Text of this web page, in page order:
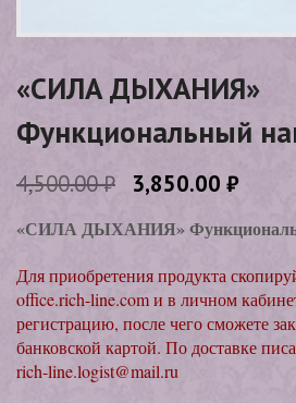
«СИЛА ДЫХАНИЯ»
Функциональный
4,500.00₽ 3,850.00₽
«СИЛА ДЫХАНИЯ»
Для приобретения продукта
office.rich-line.com и в личном
регистрацию, после чего сможете
банковской картой. По доставке
rich-line.logist@mail.ru